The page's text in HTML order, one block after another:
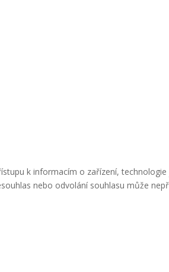
k informacím o zařízení,
nebo odvolání souhlasu může